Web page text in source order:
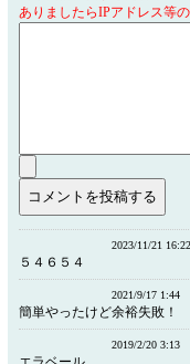
ありましたらIPアドレス等
2023/11/21 16:22
５４６５４
2021/9/17 1:44
簡単やったけど余裕失敗！
2019/2/20 3:13